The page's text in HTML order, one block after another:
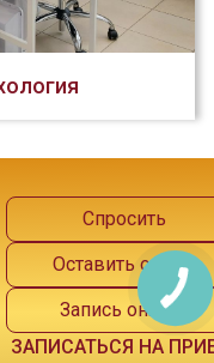
Спросить
Оставить отзыв
Запись онлайн
ЗАПИСАТЬСЯ НА